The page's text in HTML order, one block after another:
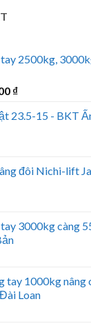
tay 2500kg,
₫
23.5-15 - BKT
đôi Nichi-lift
tay 3000kg càng
tay 1000kg nâng
Loan